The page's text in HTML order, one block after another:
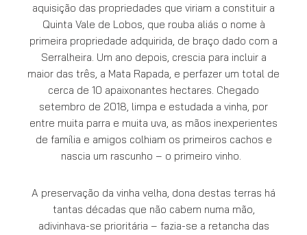
aquisição das propriedades que viriam a constituir a
Quinta Vale de Lobos, que rouba aliás o nome à
primeira propriedade adquirida, de braço dado com a
Serralheira. Um ano depois, crescia para incluir a
maior das três, a Mata Rapada, e perfazer um total de
cerca de 10 apaixonantes hectares. Chegado
setembro de 2018, limpa e estudada a vinha, por
entre muita parra e muita uva, as mãos inexperientes
de família e amigos colhiam os primeiros cachos e
nascia um rascunho – o primeiro vinho.
A preservação da vinha velha, dona destas terras há
tantas décadas que não cabem numa mão,
adivinhava-se prioritária – fazia-se a retancha das